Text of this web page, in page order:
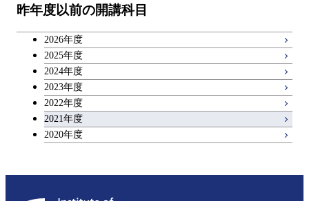
技術経営専門職学位課程
専門科目
キャリア科目
昨年度以前の開講科目
2026年度
2025年度
2024年度
2023年度
2022年度
2021年度
2020年度